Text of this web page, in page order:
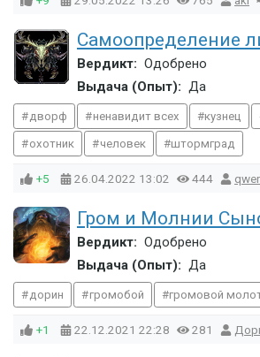
Самоопределение
Вердикт: Одобрено
Выдача (Опыт): Да
дворф ненавидит всех кузнец
охотник человек штормград
+5 26.04.2022 13:02 444
Гром и Молнии
Вердикт: Одобрено
Выдача (Опыт): Да
дорин громобой громовой
+1 22.12.2021 22:28 281